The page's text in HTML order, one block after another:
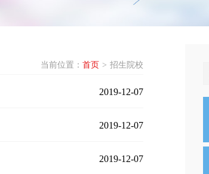
当前位置： 首页 > 招生院校
2019-12-07
2019-12-07
2019-12-07